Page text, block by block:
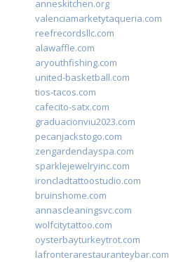
anneskitchen.org
valenciamarketytaqueria.com
reefrecordsllc.com
alawaffle.com
aryouthfishing.com
united-basketball.com
tios-tacos.com
cafecito-satx.com
graduacionviu2023.com
pecanjackstogo.com
zengardendayspa.com
sparklejewelryinc.com
ironcladtattoostudio.com
bruinshome.com
annascleaningsvc.com
wolfcitytattoo.com
oysterbayturkeytrot.com
lafronterarestauranteybar.com